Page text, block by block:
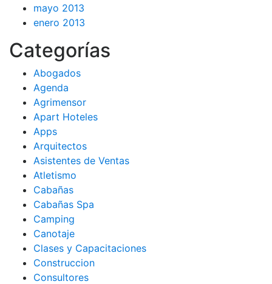
mayo 2013
enero 2013
Categorías
Abogados
Agenda
Agrimensor
Apart Hoteles
Apps
Arquitectos
Asistentes de Ventas
Atletismo
Cabañas
Cabañas Spa
Camping
Canotaje
Clases y Capacitaciones
Construccion
Consultores